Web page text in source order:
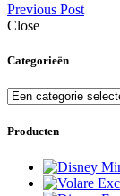
Previous Post
Close
Categorieën
Producten